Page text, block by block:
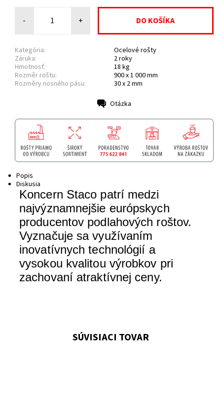
- +
Kategória:
Ocelové rošty
Záruka:
2 roky
Hmotnosť:
18 kg
Rozměr roštu:
900 x 1 000 mm
Rozměry nosného pásu:
30 x 2 mm
Otázka
Popis
Diskusia
Koncern Staco patrí medzi
najvýznamnejšie európskych
producentov podlahových roštov.
Vyznačuje sa využívaním
inovatívnych technológií a
vysokou kvalitou výrobkov pri
zachovaní atraktívnej ceny.
SÚVISIACI TOVAR